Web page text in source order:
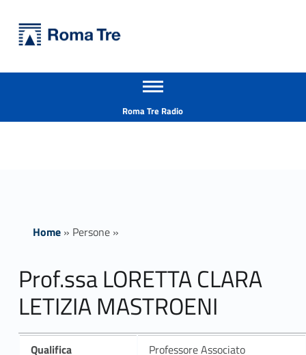
Prof.ssa LORETTA CLARA LETIZIA MASTROENI ricerca - Università Roma Tre
Apri il menu secondario
Roma Tre Radio
Home» Persone»
Prof.ssa LORETTA CLARA
LETIZIA MASTROENI
Qualifica
Professore Associato